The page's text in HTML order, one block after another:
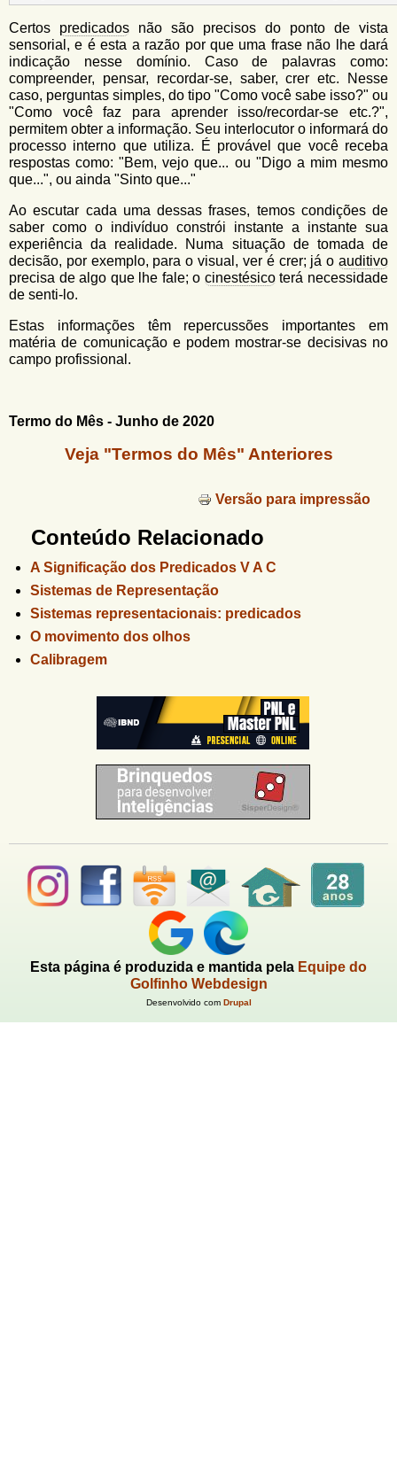
Certos predicados não são precisos do ponto de vista
sensorial, e é esta a razão por que uma frase não lhe dará
indicação nesse domínio. Caso de palavras como:
compreender, pensar, recordar-se, saber, crer etc. Nesse
caso, perguntas simples, do tipo "Como você sabe isso?" ou
"Como você faz para aprender isso/recordar-se etc.?",
permitem obter a informação. Seu interlocutor o informará do
processo interno que utiliza. É provável que você receba
respostas como: "Bem, vejo que... ou "Digo a mim mesmo
que...", ou ainda "Sinto que..."
Ao escutar cada uma dessas frases, temos condições de
saber como o indivíduo constrói instante a instante sua
experiência da realidade. Numa situação de tomada de
decisão, por exemplo, para o visual, ver é crer; já o auditivo
precisa de algo que lhe fale; o cinestésicoterá necessidade
de senti-lo.
Estas informações têm repercussões importantes em
matéria de comunicação e podem mostrar-se decisivas no
campo profissional.
Termo do Mês - Junho de 2020
Veja "Termos do Mês" Anteriores
Versão para impressão
Conteúdo Relacionado
A Significação dos Predicados V A C
Sistemas de Representação
Sistemas representacionais: predicados
O movimento dos olhos
Calibragem
Esta página é produzida e mantida pela Equipe do
Golfinho Webdesign
Desenvolvido com Drupal